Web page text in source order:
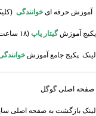
آموزش حرفه ای خوانندگی
پکیج آموزشگیتار پاپ (۱۸ ساعت فیلم)
لینک پکیج جامع آموزش
صفحه اصلی گوگل
لینک بازگشت به صفحه اصلی